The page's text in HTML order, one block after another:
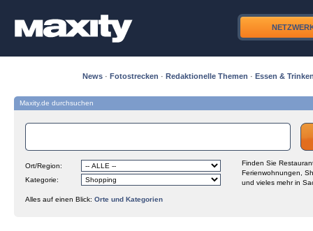
News · Fotostrecken · Redaktionelle Themen · Essen &
Maxity.de durchsuchen
Ort/Region:
Kategorie:
Finden Sie
Ferienwohnungen,
und vieles mehr in
Alles auf einen Blick: Orte und Kategorien